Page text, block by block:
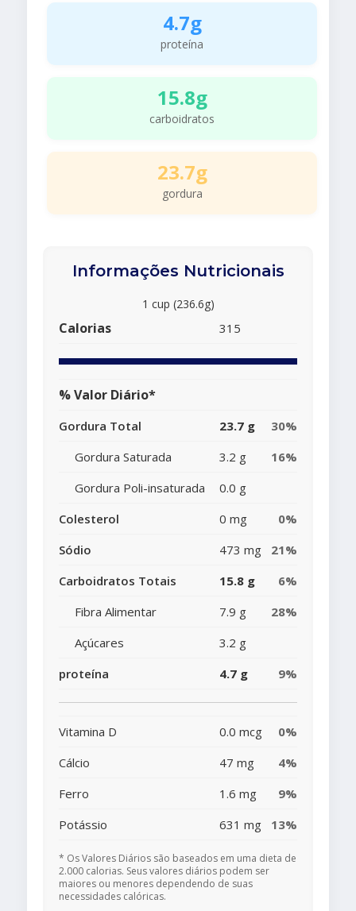
4.7g
proteína
15.8g
carboidratos
23.7g
gordura
Informações Nutricionais
1 cup (236.6g)
Calorias 315
% Valor Diário*
Gordura Total 23.7 g
30%
Gordura Saturada
3.2 g
16%
Gordura Poli-insaturada
0.0 g
Colesterol
0 mg
0%
Sódio
473 mg
21%
Carboidratos Totais
15.8 g
6%
Fibra Alimentar
7.9 g
28%
Açúcares
3.2 g
proteína
4.7 g 9%
Vitamina D 0.0 mcg
0%
Cálcio
47 mg
4%
Ferro
1.6 mg
9%
Potássio
631 mg 13%
* Os Valores Diários são baseados em uma dieta de
2.000 calorias. Seus valores diários podem ser
maiores ou menores dependendo de suas
necessidades calóricas.